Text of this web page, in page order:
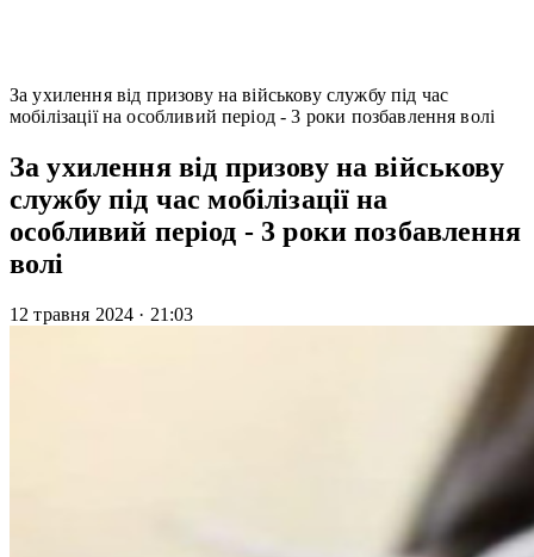
За ухилення від призову на військову службу під час
мобілізації на особливий період - 3 роки позбавлення волі
За ухилення від призову на військову
службу під час мобілізації на
особливий період - 3 роки позбавлення
волі
12 травня 2024 · 21:03